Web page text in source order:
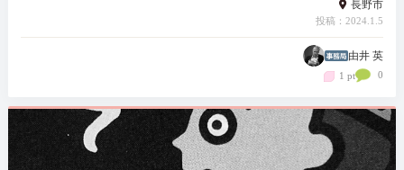
長野市
投稿：2024.1.5
由井 英
1 pt 0